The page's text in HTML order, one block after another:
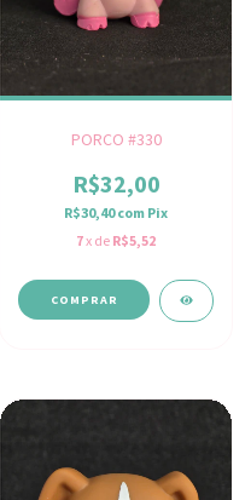
PORCO #330
R$32,00
R$30,40com Pix
7x de R$5,52